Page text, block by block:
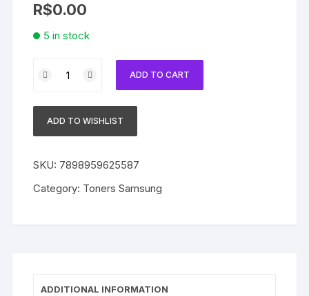
R$0.00
5 in stock
Samsung
SCX-
|
6555N
ADD TO CART
ADD TO WISHLIST
SKU: 7898959625587
Category: Toners Samsung
ADDITIONAL INFORMATION